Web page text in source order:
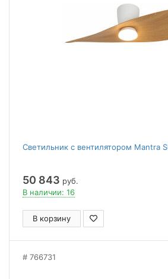
Светильник с вентилятором Mantra
50 843 руб.
В наличии: 16
В корзину
766731